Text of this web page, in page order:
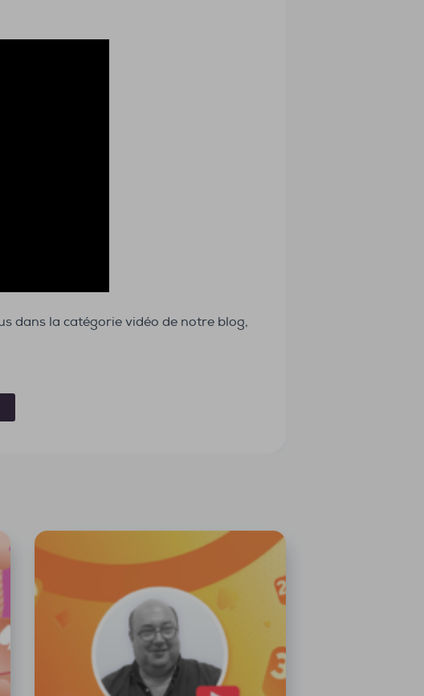
dans la catégorie vidéo de notre blog,